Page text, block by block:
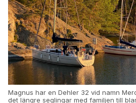
Magnus har en Dehler 32 vid namn
det längre seglingar med familjen till